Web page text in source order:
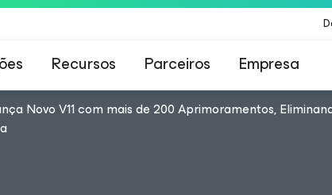
Recursos Parceiros Empresa
da Veeam para os clientes afetados pela
Novo V11 com mais de 200 Aprimoramentos,